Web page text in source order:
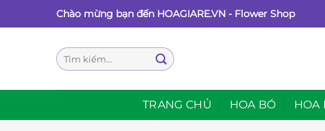
qua
Chào mừng bạn đến HOAGIARE.VN - Flower Shop
Tìm
kiếm:
TRANG CHỦ HOA BÓ HOA